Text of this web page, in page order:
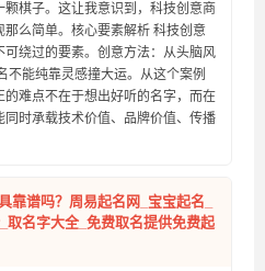
棋子。这让我意识到，科技创意商
么简单。核心要素解析 科技创意
绕过的要素。创意方法：从头脑风
不能纯靠灵感撞大运。从这个案例
难点不在于想出好听的名字，而在
时承载技术价值、品牌价值、传播
靠谱吗？周易起名网_宝宝起名_
取名字大全_免费取名提供免费起